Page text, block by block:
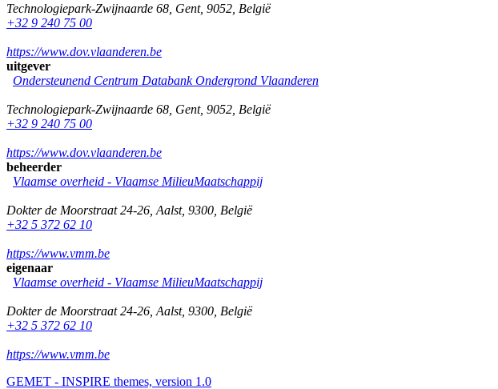
Technologiepark-Zwijnaarde 68 Gent, 9052 België
+32 9 240 75 00
https://www.dov.vlaanderen.be
uitgever
Ondersteunend Centrum Databank Ondergrond Vlaanderen
Technologiepark-Zwijnaarde 68 Gent, 9052 België
+32 9 240 75 00
https://www.dov.vlaanderen.be
beheerder
Vlaamse overheid - Vlaamse MilieuMaatschappij
Dokter de Moorstraat 24-26 Aalst, 9300 België
+32 5 372 62 10
https://www.vmm.be
eigenaar
Vlaamse overheid - Vlaamse MilieuMaatschappij
Dokter de Moorstraat 24-26 Aalst, 9300 België
+32 5 372 62 10
https://www.vmm.be
GEMET - INSPIRE themes, version 1.0